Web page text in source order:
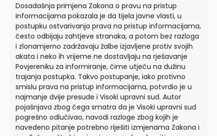
Dosadašnja primjena Zakona o pravu na pristup
informacijama pokazala je da tijela javne vlasti, u
postupku ostvarivanja prava na pristup informacijama,
često odbijaju zahtjeve stranaka, a potom bez razloga
i zlonamjerno zadržavaju žalbe izjavljene protiv svojih
akata i neko ih vrijeme ne dostavljaju na rješavanje
Povjereniku za informiranje, čime utječu na dužinu
trajanja postupka. Takvo postupanje, iako protivno
smislu prava na pristup informacijama, potvrdio je u
najmanje dvije presude i Visoki upravni sud. Autor
pojašnjava zbog čega smatra da je Visoki upravni sud
pogrešno odlučivao, navodi razloge zbog kojih je
navedeno pitanje potrebno riješiti izmjenama Zakona i